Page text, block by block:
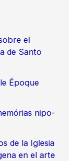
el
de Santo
Époque
nipo-
de la Iglesia
en el arte